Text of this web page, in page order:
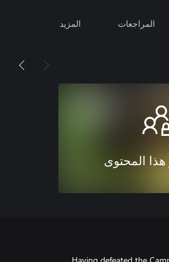
المراجعات المزيد
المحتوى